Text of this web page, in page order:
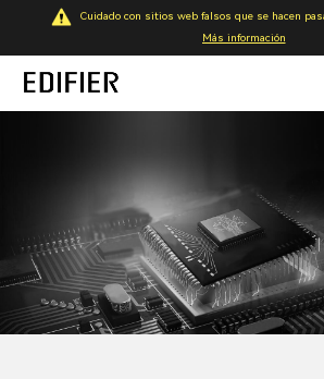
Cuidado con sitios web falsos que se hacen
Más información